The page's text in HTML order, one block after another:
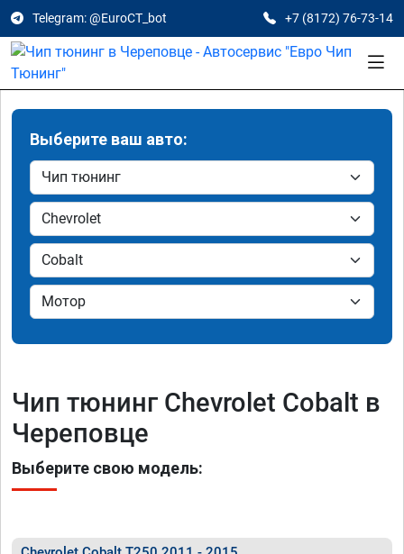
Telegram: @EuroCT_bot +7 (8172) 76-73-14
Выберите ваш авто:
Чип тюнинг Chevrolet Cobalt в
Череповце
Выберите свою модель: